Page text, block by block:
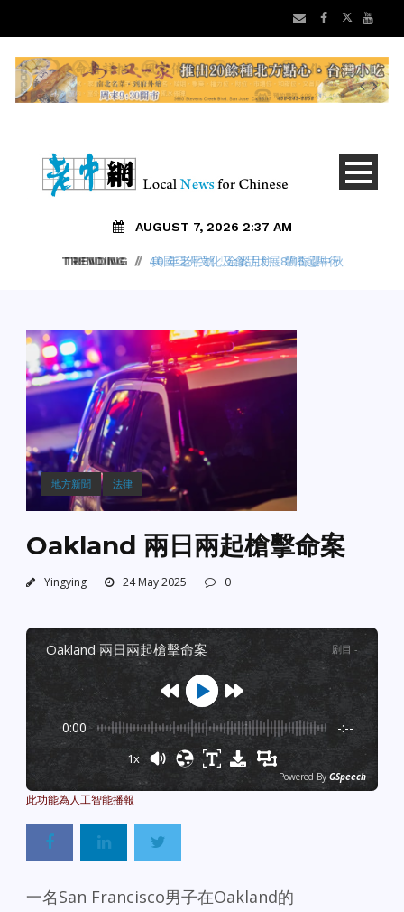
AUGUST 7, 2026 2:37 AM
TRENDING / 40 年老字號「金麥月餅」飄香迎中秋
地方新聞 法律
Oakland 兩日兩起槍擊命案
Yingying 24 May 2025 0
oakland 兩日兩起槍擊命案 剧目 :-
0:00 -:--
1x
Powered By GSpeech
一名San Francisco男子在Oakland的